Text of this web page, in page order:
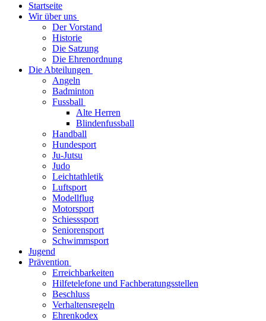
Startseite
Wir über uns
Der Vorstand
Historie
Die Satzung
Die Ehrenordnung
Die Abteilungen
Angeln
Badminton
Fussball
Alte Herren
Blindenfussball
Handball
Hundesport
Ju-Jutsu
Judo
Leichtathletik
Luftsport
Modellflug
Motorsport
Schiesssport
Seniorensport
Schwimmsport
Jugend
Prävention
Erreichbarkeiten
Hilfetelefone und Fachberatungsstellen
Beschluss
Verhaltensregeln
Ehrenkodex